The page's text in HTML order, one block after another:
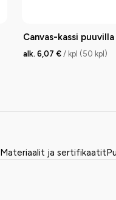
Canvas-kassi puuvilla
alk. 6,07 € / kpl (50 kpl)
Materiaalit ja sertifikaatit